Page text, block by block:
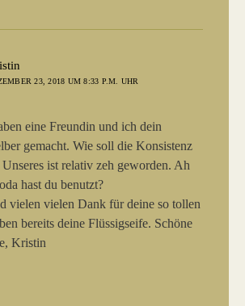
23, 2018 UM 8:33 P.M. UHR
eine Freundin und ich dein
gemacht. Wie soll die Konsistenz
ist relativ zeh geworden. Ah
hast du benutzt?
vielen vielen Dank für deine so tollen
bereits deine Flüssigseife. Schöne
Kristin